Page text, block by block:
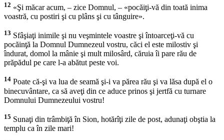
12 «Şi măcar acum, – zice Domnul, – «pocăiţi-vă din toată inima
voastră, cu postiri şi cu plâns şi cu tânguire».
13 Sfâşiaţi inimile şi nu veşmintele voastre şi întoarceţi-vă cu
pocăinţă la Domnul Dumnezeul vostru, căci el este milostiv şi
îndurat, domol la mânie şi mult milosârd, căruia îi pare rău de
prăpădul pe care l-a abătut peste voi.
14 Poate că-şi va lua de seamă şi-i va părea rău şi va lăsa după el o
binecuvântare, ca să aveţi din ce aduce prinos şi jertfă cu turnare
Domnului Dumnezeului vostru!
15 Sunaţi din trâmbiţă în Sion, hotărîţi zile de post, adunaţi obştia la
templu ca în zile mari!